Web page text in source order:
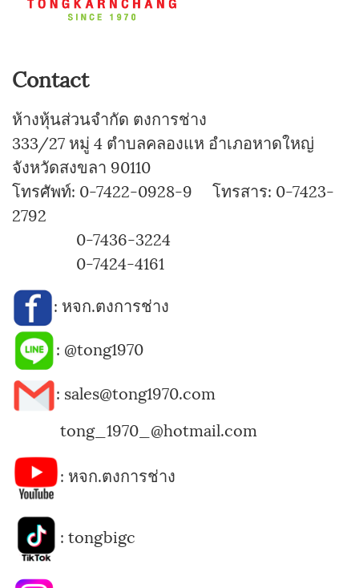
Contact
ห้างหุ้นส่วนจำกัด ตงการช่าง
333/27 หมู่ 4 ตำบลคลองแห อำเภอหาดใหญ่
จังหวัดสงขลา 90110
โทรศัพท์: 0-7422-0928-9 โทรสาร: 0-7423-
2792
0-7436-3224
0-7424-4161
: หจก.ตงการช่าง
: @tong1970
: sales@tong1970.com
tong_1970_@hotmail.com
: หจก.ตงการช่าง
: tongbigc